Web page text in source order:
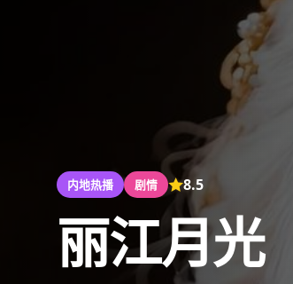
内地热播 剧情 8.5
丽江月光